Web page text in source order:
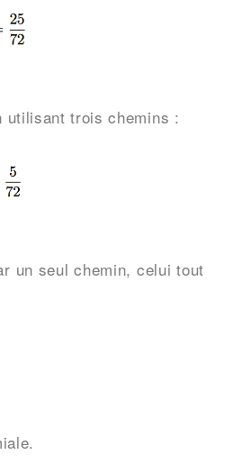
utilisant trois chemins :
un seul chemin, celui tout